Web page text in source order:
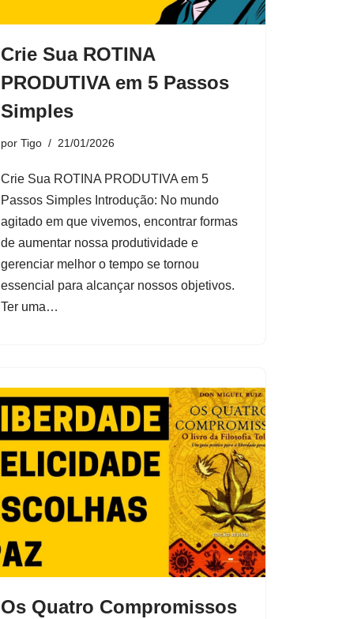
Crie Sua ROTINA
PRODUTIVA em 5 Passos
Simples
por Tigo 21/01/2026
Crie Sua ROTINA PRODUTIVA em 5
Passos Simples Introdução: No mundo
agitado em que vivemos, encontrar formas
de aumentar nossa produtividade e
gerenciar melhor o tempo se tornou
essencial para alcançar nossos objetivos.
Ter uma…
Os Quatro Compromissos